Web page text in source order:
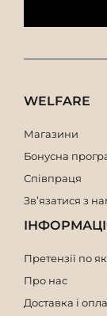
WELFARE
Магазини
Бонусна
Співпраця
Зв’язатися з
Претензії по
Про нас
Доставка і